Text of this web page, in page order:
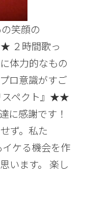
笑顔の
２時間歌っ
体力的なもの
ロ意識がすご
スペクト』★★
に感謝です！
ず。私た
ケる機会を作
います。 楽し